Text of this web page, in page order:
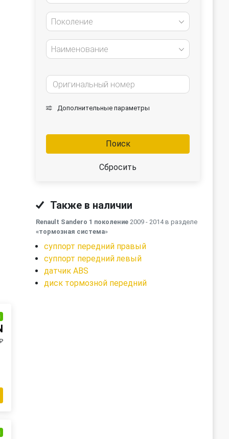
Поколение
Наименование
Дополнительные параметры
Поиск
Сбросить
Также в наличии
Renault Sandero 1 поколение 2009 - 2014 в разделе
«тормозная система»
суппорт передний правый
суппорт передний левый
датчик ABS
диск тормозной передний